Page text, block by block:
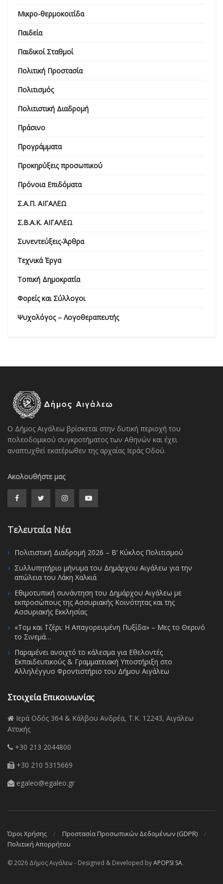
Μικρο-θερμοκοιτίδα
Παιδεία
Παιδικοί Σταθμοί
Πολιτική Προστασία
Πολιτισμός
Πολιτιστική Διαδρομή
Πράσινο
Προγράμματα
Προκηρύξεις προσωπικού
Πρόνοια Επιδόματα
Σ.Α.Π. ΑΙΓΑΛΕΩ
Σ.Β.Α.Κ. ΑΙΓΑΛΕΩ
Συνεντεύξεις-Άρθρα
Τεχνικά Έργα
Τοπική Δημοκρατία
Φορείς και Σύλλογοι
Ψυχολόγος – Λογοθεραπευτής
Ο Δήμος Αιγάλεω βρίσκεται στην δυτική περιοχή του
πολεοδομικού συγκροτήματος των Αθηνών και έχει
αναπτυχθεί εκατέρωθεν της αρχαίας Ιεράς Οδού.
Ακολουθήστε μας
Τελευταία Νέα
Πολιτιστική Διαδρομή 2026 – Β’ Κύκλος Πολιτισμού
Συλλυπητήριο μήνυμα του Δημάρχου Αιγάλεω για την
απώλεια του Λάκη Χαλκιά
Εθιμοτυπική συνάντηση του Δημάρχου Αιγάλεω με
εκπροσώπους της Ασσυριακής Κοινότητας και της
Ασσυριακής Εκκλησίας
«Τομ και Τζέρι: Η Απαγορευμένη Πυξίδα» – Μες το Θερινό
το Σινεμά…
Παραμένει ανοιχτό το κάλεσμα για Εθελοντές
Εκπαιδευτικούς & Γραμματειακή Υποστήριξη στο
Αλληλέγγυο Φροντιστήριο του Δήμου Αιγάλεω
Στοιχεία Επικοινωνίας
Ιερά Οδός 364 & Κάλβου Ανδρέα, Τ.Κ. 12243, Αιγάλεω
Αττικής
+30 213 2044800
+30 210 5315669
egaleo@egaleo.gr
Όροι Χρήσης
Προστασία Προσωπικών Δεδομένων (GDPR)
Πολιτική Απορρήτου
© 2026 Δήμος Αιγάλεω - Designed & Developed byAPOPSI SA.